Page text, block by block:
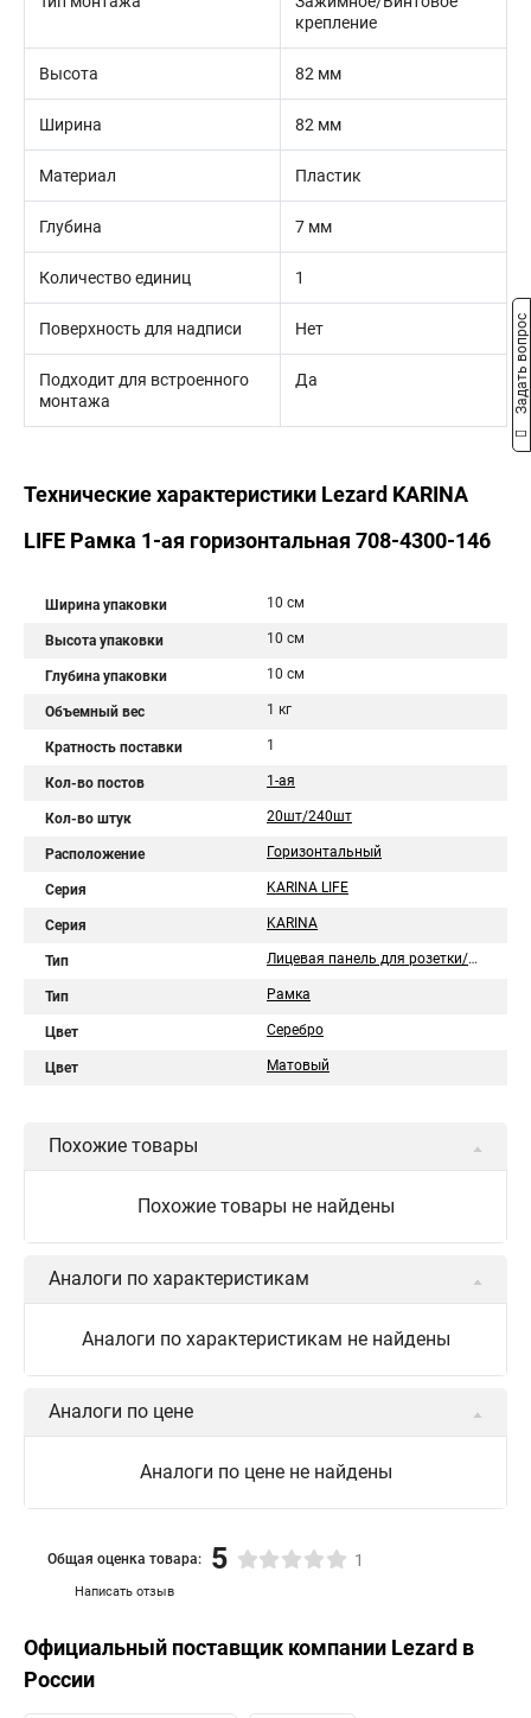
крепление
Высота 82 мм
Ширина 82 мм
Материал Пластик
Глубина 7 мм
Количество единиц 1
Поверхность для надписи Нет
Подходит для встроенного
монтажа
Да
Технические характеристики Lezard KARINA
LIFE Рамка 1-ая горизонтальная 708-4300-146
Ширина упаковки 10 см
Высота упаковки 10 см
Глубина упаковки 10 см
Объемный вес 1 кг
Кратность поставки 1
Кол-во постов 1-ая
Кол-во штук 20шт/240шт
Расположение Горизонтальный
Серия KARINA LIFE
Серия KARINA
Тип Лицевая панель для розетки/выключателя
Тип Рамка
Цвет Серебро
Цвет Матовый
Похожие товары
Похожие товары не найдены
Аналоги по характеристикам
Аналоги по характеристикам не найдены
Аналоги по цене
Аналоги по цене не найдены
Написать отзыв
Общая оценка товара: 5 1
Официальный поставщик компании Lezard в
России
Задать вопрос